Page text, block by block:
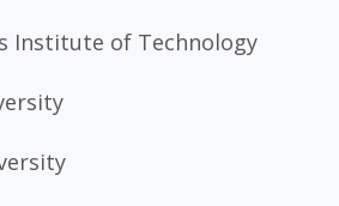
Institute of Technology